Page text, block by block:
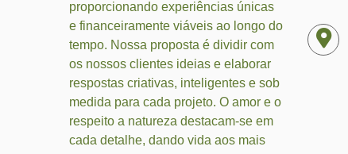
proporcionando experiências únicas
e financeiramente viáveis ao longo do
tempo. Nossa proposta é dividir com
os nossos clientes ideias e elaborar
respostas criativas, inteligentes e sob
medida para cada projeto. O amor e o
respeito a natureza destacam-se em
cada detalhe, dando vida aos mais